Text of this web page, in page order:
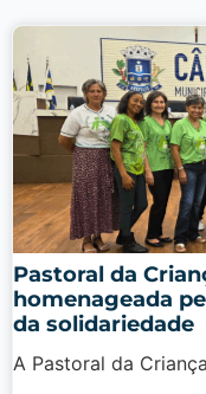
Pastoral da
homenageada
da solidariedade
A Pastoral da